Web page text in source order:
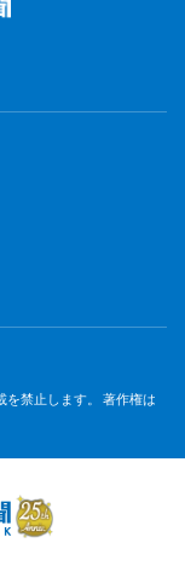
禁止します。 著作権は